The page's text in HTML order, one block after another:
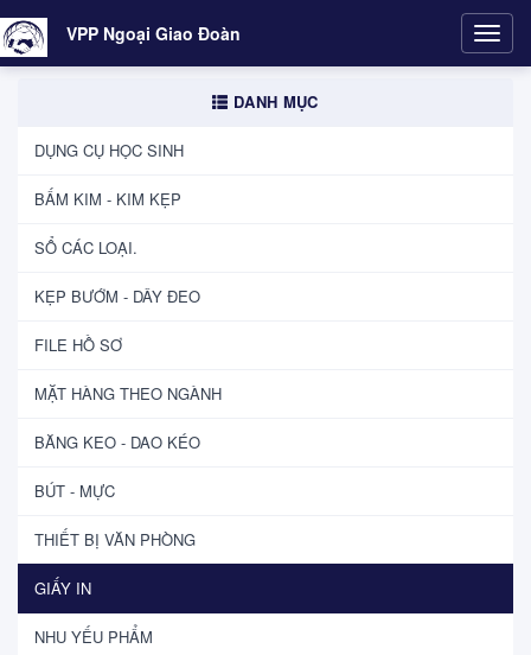
VPP Ngoại Giao Đoàn
DANH MỤC
DỤNG CỤ HỌC SINH
BẤM KIM - KIM KẸP
SỔ CÁC LOẠI.
KẸP BƯỚM - DÂY ĐEO
FILE HỒ SƠ
MẶT HÀNG THEO NGÀNH
BĂNG KEO - DAO KÉO
BÚT - MỰC
THIẾT BỊ VĂN PHÒNG
GIẤY IN
NHU YẾU PHẨM